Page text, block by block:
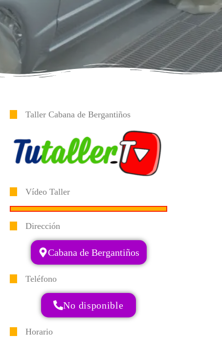
Taller Cabana de Bergantiños
Vídeo Taller
Dirección
Cabana de Bergantiños
Teléfono
No disponible
Horario